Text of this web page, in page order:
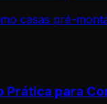
casas pré-
para